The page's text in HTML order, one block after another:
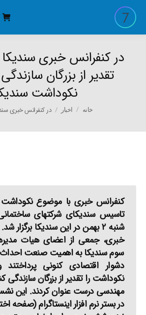
در کنفرانس خبری
تقدیر از بزرگان
نکوداشت
You are here:
خانه اخبار در کنفرانس خبری
کنفرانس خبری با موضوع
تاسیس سندیکای شرکتهای
شنبه ۲ بهمن در این سندیکا
خبری، جمعی از اعضای هیات
سوم سندیکا به اهمیت صنعت احداث
دشوار اقتصادی کنونی
نکوداشت را تقدیر از بزرگان
مهندسی درست عنوان کردند. این
در بستر نرم افزار اینستاگرام (صفحه